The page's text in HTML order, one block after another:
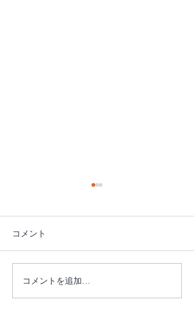
【営業再開のお知らせ】7
月28日に発生した地震に
コメント
コメントを追加…